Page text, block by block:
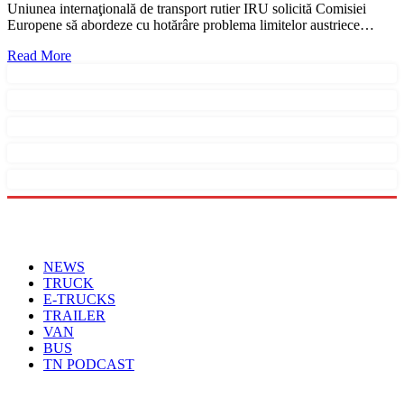
Uniunea internaţională de transport rutier IRU solicită Comisiei
Europene să abordeze cu hotărâre problema limitelor austriece…
Read More
NEWS
TRUCK
E-TRUCKS
TRAILER
VAN
BUS
TN PODCAST